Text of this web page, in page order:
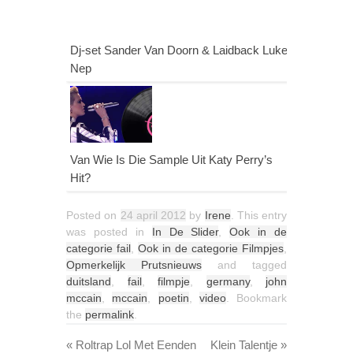
Dj-set Sander Van Doorn & Laidback Luke
Nep
Van Wie Is Die Sample Uit Katy Perry’s
Hit?
Posted on 24 april 2012 by Irene . This entry
was posted in In De Slider,Ook in de
categorie fail Ook in de categorie Filmpjes
Opmerkelijk Prutsnieuws and tagged
duitsland
fail, filmpje germany, john
mccain
mccain poetin video. Bookmark
the permalink
« Roltrap Lol Met Eenden Klein Talentje »